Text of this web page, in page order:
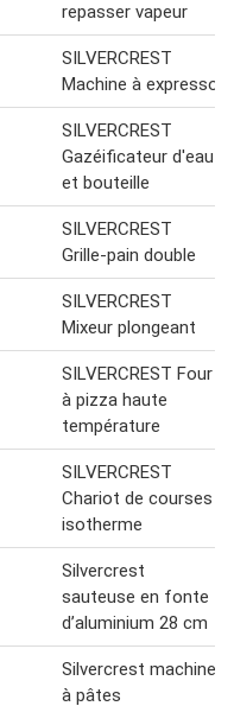
repasser vapeur
SILVERCREST
Machine à expresso
SILVERCREST
Gazéificateur d'eau
et bouteille
SILVERCREST
Grille-pain double
SILVERCREST
Mixeur plongeant
SILVERCREST Four
à pizza haute
température
SILVERCREST
Chariot de courses
isotherme
Silvercrest
sauteuse en fonte
d’aluminium 28 cm
Silvercrest machine
à pâtes